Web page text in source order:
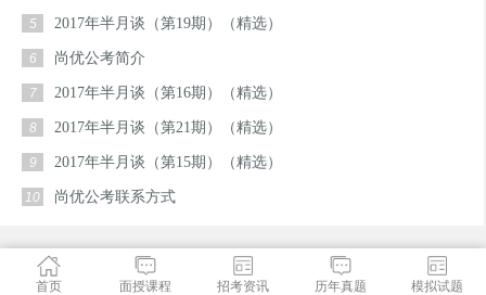
5 2017年半月谈（第19期）（精选）
6 尚优公考简介
7 2017年半月谈（第16期）（精选）
8 2017年半月谈（第21期）（精选）
9 2017年半月谈（第15期）（精选）
10 尚优公考联系方式
首页 面授课程 招考资讯 历年真题 模拟试题